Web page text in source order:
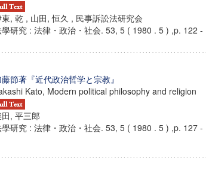
, 乾 , 山田, 恒久 , 民事訴訟法研究会
研究 : 法律・政治・社会. 53, 5 ( 1980 . 5 ) ,p. 122 -
藤節著『近代政治哲学と宗教』
Kato, Modern political philosophy and religion
田, 平三郎
研究 : 法律・政治・社会. 53, 5 ( 1980 . 5 ) ,p. 127 -